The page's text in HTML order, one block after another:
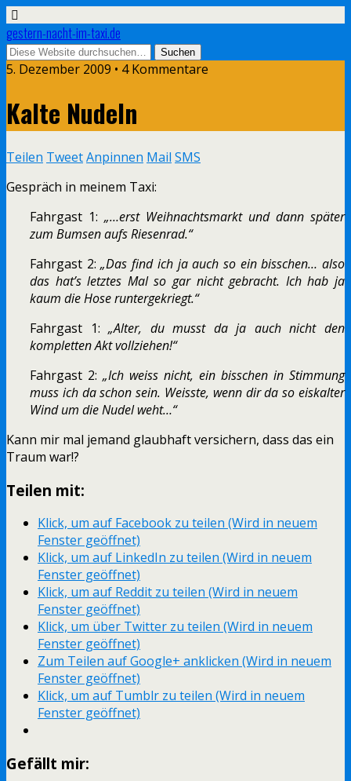
gestern-nacht-im-taxi.de
5. Dezember 2009 • 4 Kommentare
Kalte Nudeln
Teilen TweetAnpinnen Mail SMS
Gespräch in meinem Taxi:
Fahrgast 1: „…erst Weihnachtsmarkt und dann später
zum Bumsen aufs Riesenrad.“
Fahrgast 2:„Das find ich ja auch so ein bisschen… also
das hat’s letztes Mal so gar nicht gebracht. Ich hab ja
kaum die Hose runtergekriegt.“
Fahrgast 1:„Alter, du musst da ja auch nicht den
kompletten Akt vollziehen!“
Fahrgast 2: „Ich weiss nicht, ein bisschen in Stimmung
muss ich da schon sein. Weisste, wenn dir da so eiskalter
Wind um die Nudel weht…“
Kann mir mal jemand glaubhaft versichern, dass das ein
Traum war!?
Teilen mit:
Klick, um auf Facebook zu teilen (Wird in neuem
Fenster geöffnet)
Klick, um auf LinkedIn zu teilen (Wird in neuem
Fenster geöffnet)
Klick, um auf Reddit zu teilen (Wird in neuem
Fenster geöffnet)
Klick, um über Twitter zu teilen (Wird in neuem
Fenster geöffnet)
Zum Teilen auf Google+ anklicken (Wird in neuem
Fenster geöffnet)
Klick, um auf Tumblr zu teilen (Wird in neuem
Fenster geöffnet)
Gefällt mir: